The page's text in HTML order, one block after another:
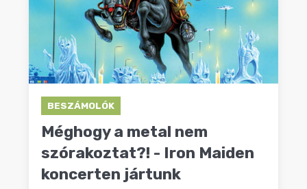
BESZÁMOLÓK
Méghogy a metal nem
szórakoztat?! - Iron Maiden
koncerten jártunk